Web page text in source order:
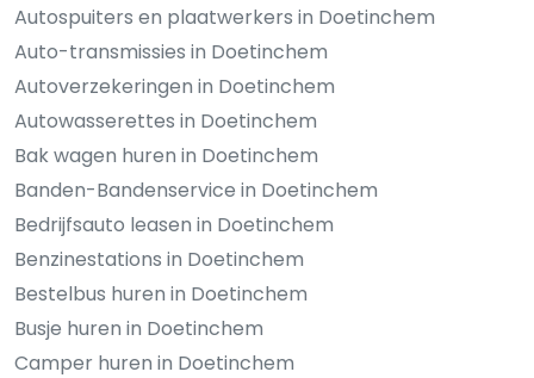
Autospuiters en plaatwerkers in Doetinchem
Auto-transmissies in Doetinchem
Autoverzekeringen in Doetinchem
Autowasserettes in Doetinchem
Bak wagen huren in Doetinchem
Banden-Bandenservice in Doetinchem
Bedrijfsauto leasen in Doetinchem
Benzinestations in Doetinchem
Bestelbus huren in Doetinchem
Busje huren in Doetinchem
Camper huren in Doetinchem